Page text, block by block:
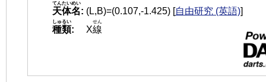
天体名
てんたいめい
: (L,B)=(0.107,-1.425) [自由研究 (英語)]
種類
しゅるい
: X線
せん